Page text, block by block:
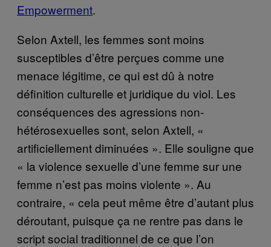
Empowerment.
Selon Axtell, les femmes sont moins
susceptibles d’être perçues comme une
menace légitime, ce qui est dû à notre
définition culturelle et juridique du viol. Les
conséquences des agressions non-
hétérosexuelles sont, selon Axtell, «
artificiellement diminuées ». Elle souligne que
« la violence sexuelle d’une femme sur une
femme n’est pas moins violente ». Au
contraire, « cela peut même être d’autant plus
déroutant, puisque ça ne rentre pas dans le
script social traditionnel de ce que l’on